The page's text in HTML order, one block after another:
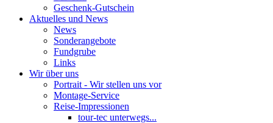
Geschenk-Gutschein
Aktuelles und News
News
Sonderangebote
Fundgrube
Links
Wir über uns
Portrait - Wir stellen uns vor
Montage-Service
Reise-Impressionen
tour-tec unterwegs...